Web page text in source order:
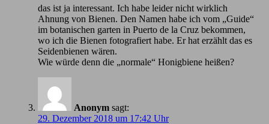
das ist ja interessant. Ich habe leider nicht wirklich
Ahnung von Bienen. Den Namen habe ich vom „Guide“
im botanischen garten in Puerto de la Cruz bekommen,
wo ich die Bienen fotografiert habe. Er hat erzählt das es
Seidenbienen wären.
Wie würde denn die „normale“ Honigbiene heißen?
Anonym sagt:
29. Dezember 2018 um 17:42 Uhr